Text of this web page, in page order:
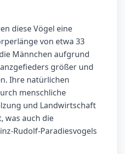
diese Vögel eine
von etwa 33
Männchen aufgrund
größer und
Ihre natürlichen
menschliche
und Landwirtschaft
was auch die
Rudolf-Paradiesvogels